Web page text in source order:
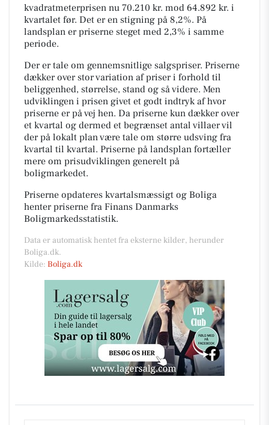
kvadratmeterprisen nu 70.210 kr. mod 64.892 kr. i
kvartalet før. Det er en stigning på 8,2%. På
landsplan er priserne steget med 2,3% i samme
periode.
Der er tale om gennemsnitlige salgspriser. Priserne
dækker over stor variation af priser i forhold til
beliggenhed, størrelse, stand og så videre. Men
udviklingen i prisen givet et godt indtryk af hvor
priserne er på vej hen. Da priserne kun dækker over
et kvartal og dermed et begrænset antal villaer vil
der på lokalt plan være tale om større udsving fra
kvartal til kvartal. Priserne på landsplan fortæller
mere om prisudviklingen generelt på
boligmarkedet.
Priserne opdateres kvartalsmæssigt og Boliga
henter priserne fra Finans Danmarks
Boligmarkedsstatistik.
Data er automatisk hentet fra eksterne kilder, herunder
Boliga.dk.
Kilde: Boliga.dk